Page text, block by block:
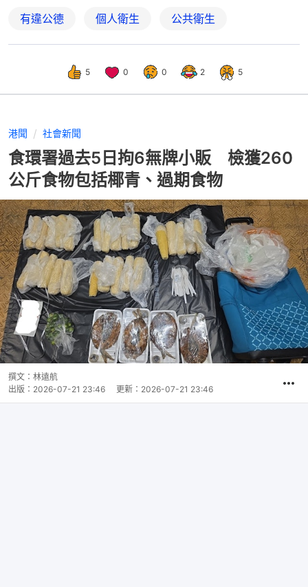
有違公德 個人衛生 公共衛生
5 0 0 2 5
港聞 社會新聞
食環署過去5日拘6無牌小販 檢獲260
公斤食物包括椰青、過期食物
撰文： 林遠航
出版： 2026-07-21 23:46 更新： 2026-07-21 23:46